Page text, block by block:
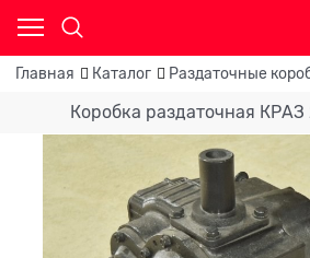
Главная Каталог Раздаточные
Коробка раздаточная